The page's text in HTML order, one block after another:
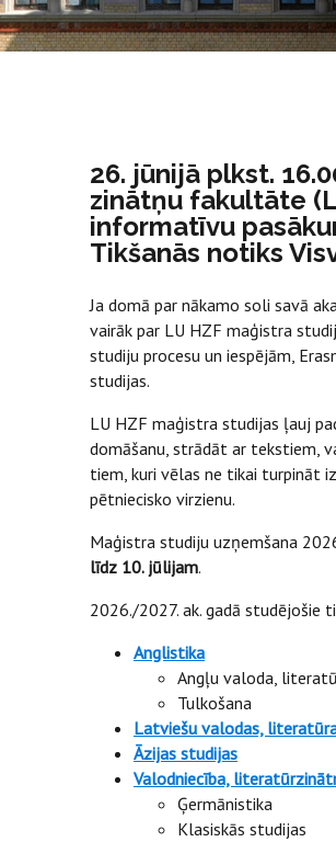
26. jūnijā plkst.
zinātņu fakultāte
informatīvu
Tikšanās notiks
Ja domā par nākamo soli savā
vairāk par LU HZF maģistra
studiju procesu un iespējām,
studijas.
LU HZF maģistra studijas ļauj
domāšanu, strādāt ar tekstiem,
tiem, kuri vēlas ne tikai turpināt
pētniecisko virzienu.
Maģistra studiju uzņemšana
līdz 10. jūlijam.
2026./2027. ak. gadā studējošie
Anglistika
Angļu valoda,
Tulkošana
Latviešu valodas,
Āzijas studijas
Valodniecība,
Ģermānistika
Klasiskās studijas